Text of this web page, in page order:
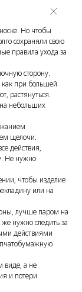
Но чтобы
сохраняли свою
правила ухода за
сторону.
как при большей
растянуться.
небольших
щелочи.
действия,
Не нужно
чтобы изделие
или на
лучше паром на
нужно следить за
действиями
виде, а не
и потери